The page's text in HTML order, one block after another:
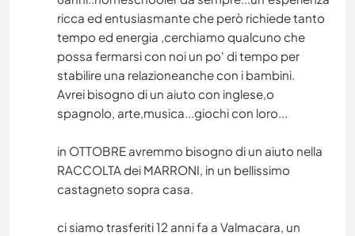
ricca ed entusiasmante che però richiede tanto
tempo ed energia ,cerchiamo qualcuno che
possa fermarsi con noi un po' di tempo per
stabilire una relazioneanche con i bambini.
Avrei bisogno di un aiuto con inglese,o
spagnolo, arte,musica...giochi con loro...
in OTTOBRE avremmo bisogno di un aiuto nella
RACCOLTA dei MARRONI, in un bellissimo
castagneto sopra casa.
ci siamo trasferiti 12 anni fa a Valmacara, un